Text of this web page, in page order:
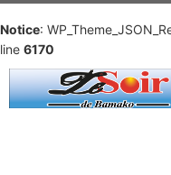
Notice:
line 6170